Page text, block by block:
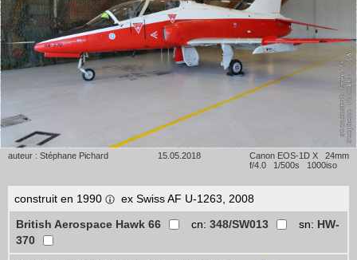
auteur : Stéphane Pichard 15.05.2018
Canon EOS-1D X 24mm
f/4.0 1/500s 1000iso
construit en 1990
ex Swiss AF U-1263, 2008
British Aerospace Hawk 66
cn: 348/SW013 sn: HW-
370